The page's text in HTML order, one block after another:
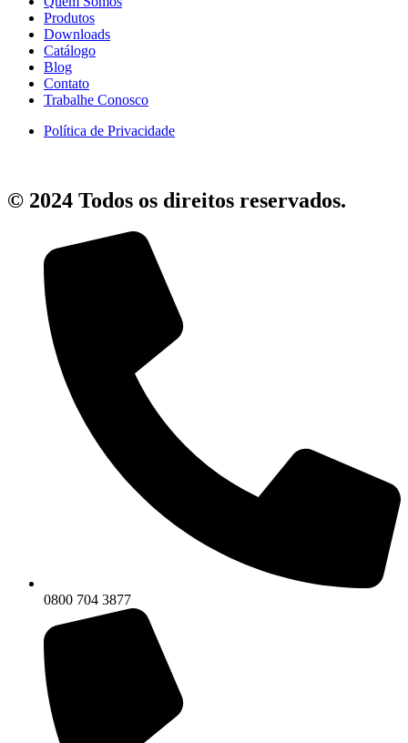
Produtos
Downloads
Catálogo
Blog
Contato
Trabalhe Conosco
Política de Privacidade
© 2024 Todos os direitos reservados.
0800 704 3877